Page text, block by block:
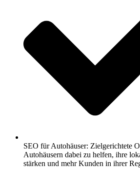
SEO für Autohäuser: Zielgerichtete
Autohäusern dabei zu helfen, ihre
stärken und mehr Kunden in ihrer